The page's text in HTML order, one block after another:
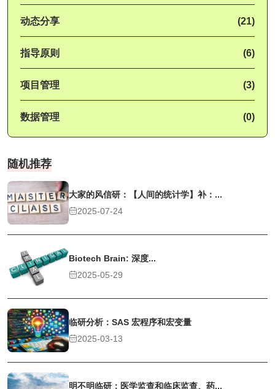
动态分享 (21)
指导原则 (6)
项目管理 (3)
数据管理 (0)
随机推荐
大家的风信研：【人间的统计学】补：...
2025-07-24
Biotech Brain: 深度...
2025-05-29
临研分析：SAS 宏程序和宏变量
2025-03-13
明不明临研：医学监查和临床监查、药...